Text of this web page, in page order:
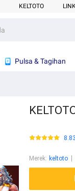
KELTOTO
Pulsa & Tagihan
Merek: keltoto